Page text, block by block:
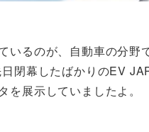
いるのが、自動車の分
閉幕したばかりのEV
を展示していましたよ。